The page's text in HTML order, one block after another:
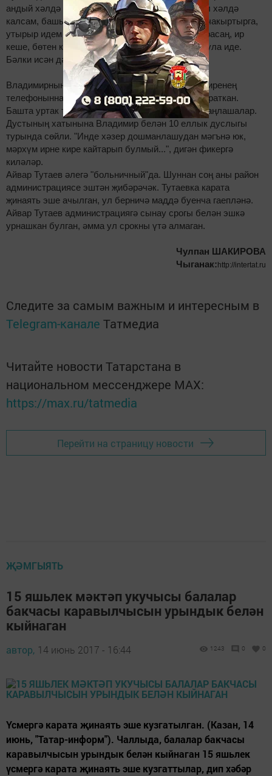
андый хәлдә калмагач, әйтеп булмый. Үзем шул хәлдә
калсам, башыма да килмәс иде ашыгыч ярдәм чакыртырга,
утырыр идем дә утырыр идем. Икенче яктан карасаң, ир
кеше, бөтен көчен җыеп, берәр нәрсә эшләсә була иде.
Бәлки исән дә калыр иде дустым, - диде.
Владимирның хатыны Ландыш фаҗигадән соң, иренең
телефоныннан номерын табып, бу кызга шалтыраткан.
Башта уртак тел таба алмасалар да, соңыннан аңлашалар.
Дустының хатынына Владимир белән 10 еллык дуслыгы
турында сөйли. "Инде хәзер дошманлашудан мәгънә юк,
мәрхүм ирне кире кайтарып булмый...", дигән фикергә
киләләр.
Айвар Тутаев әлегә "больничный"да. Шуннан соң аны район
администрациясе эштән җибәрәчәк. Тутаевка карата
җинаять эше ачылган, ул берничә маддә буенча гаепләнә.
Айвар Тутаев администрациягә сынау срогы белән эшкә
урнашкан булган, әмма ул срокны үтә алмаган.
Чулпан ШАКИРОВА
Чыганак: http://intertat.ru
Следите за самым важным и интересным в
Telegram-канале Татмедиа
Читайте новости Татарстана в
национальном мессенджере MАХ:
https://max.ru/tatmedia
Перейти на страницу новости
ҖӘМГЫЯТЬ
15 яшьлек мәктәп укучысы балалар
бакчасы каравылчысын урындык белән
кыйнаган
автор, 14 июнь 2017 - 16:44 1243 0 0
Үсмергә карата җинаять эше кузгатылган. (Казан, 14
июнь, "Татар-информ"). Чаллыда, балалар бакчасы
каравылчысын урындык белән кыйнаган 15 яшьлек
үсмергә карата җинаять эше кузгаттылар, дип хәбәр